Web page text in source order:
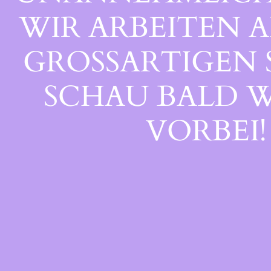
WIR ARBEITEN
GROSSARTIGEN
CHAU BALD
ORBEI!